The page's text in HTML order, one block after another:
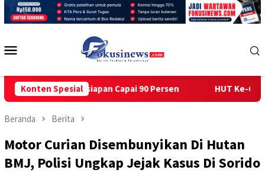
Loncat
Konten Spesial
Capai 90 Persen HUT Ke-65 Gedung Gereja
Beranda Berita
Motor Curian Disembunyikan Di Hutan
BMJ, Polisi Ungkap Jejak Kasus Di Sorido